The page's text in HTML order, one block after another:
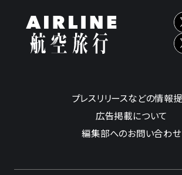
プレスリリースなどの情報
広告掲載について
編集部へのお問い合わせ